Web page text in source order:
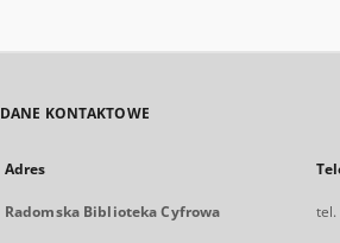
DANE KONTAKTOWE
Adres
Radomska Biblioteka Cyfrowa tel.